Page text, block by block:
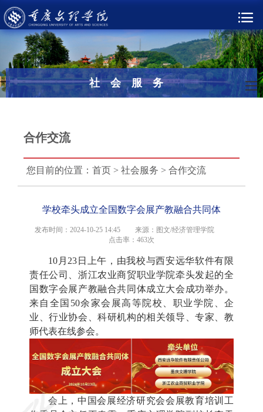
社会服务
合作交流
您目前的位置： 首页 > 社会服务 > 合作交流
学校牵头成立全国数字会展产教融合共同体
发布时间：2024-10-25 14:45
来源：图文/经济管理学院
点击率： 463次
10月23日上午，由我校与西安远华软件有限
责任公司、浙江农业商贸职业学院牵头发起的全
国数字会展产教融合共同体成立大会成功举办。
来自全国50余家会展高等院校、职业学院、企
业、行业协会、科研机构的相关领导、专家、教
师代表在线参会。
会上，中国会展经济研究会会展教育培训工